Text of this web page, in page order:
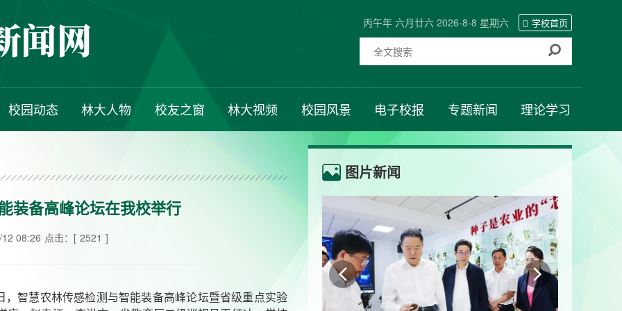
丙午年 六月廿六 2026-8-8 星期六 学校首页
校园动态 林大人物 校友之窗 林大视频 校园风景 电子校报 专题新闻 理论学习
装备高峰论坛在我校举行
08:26 点击：[ 2521 ]
智慧农林传感检测与智能装备高峰论坛暨省级重点实验
图片新闻